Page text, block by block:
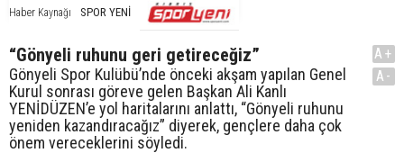
Haber Kaynağı SPOR YENİ
“Gönyeli ruhunu geri getireceğiz”
Gönyeli Spor Kulübü’nde önceki akşam yapılan Genel
Kurul sonrası göreve gelen Başkan Ali Kanlı
YENİDÜZEN’e yol haritalarını anlattı, “Gönyeli ruhunu
yeniden kazandıracağız” diyerek, gençlere daha çok
önem vereceklerini söyledi.
A+
A-